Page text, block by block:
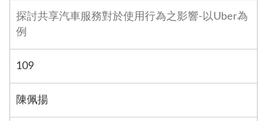
探討共享汽車服務對於使用行為之影響-以Uber為
例
109
陳佩揚